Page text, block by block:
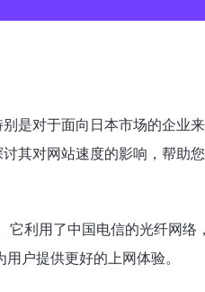
是对于面向日本市场的企业
其对网站速度的影响，帮助
利用了中国电信的光纤网
户提供更好的上网体验。